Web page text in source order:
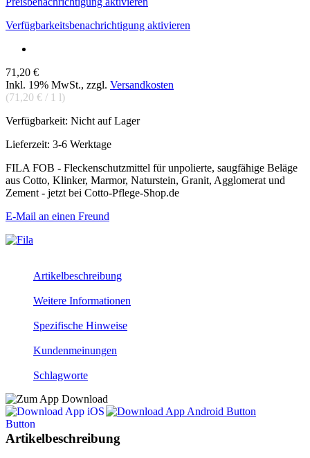
Verfügbarkeitsbenachrichtigung aktivieren
71,20 €
Inkl. 19% MwSt., zzgl. Versandkosten
(71,20 € / 1 l)
Verfügbarkeit: Nicht auf Lager
Lieferzeit: 3-6 Werktage
FILA FOB - Fleckenschutzmittel für unpolierte, saugfähige Beläge
aus Cotto, Klinker, Marmor, Naturstein, Granit, Agglomerat und
Zement - jetzt bei Cotto-Pflege-Shop.de
E-Mail an einen Freund
Artikelbeschreibung
Weitere Informationen
Spezifische Hinweise
Kundenmeinungen
Schlagworte
Artikelbeschreibung